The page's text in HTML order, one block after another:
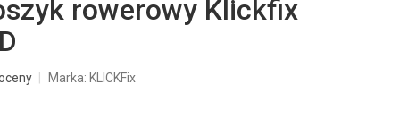
rowerowy Klickfix
Marka: KLICKFix